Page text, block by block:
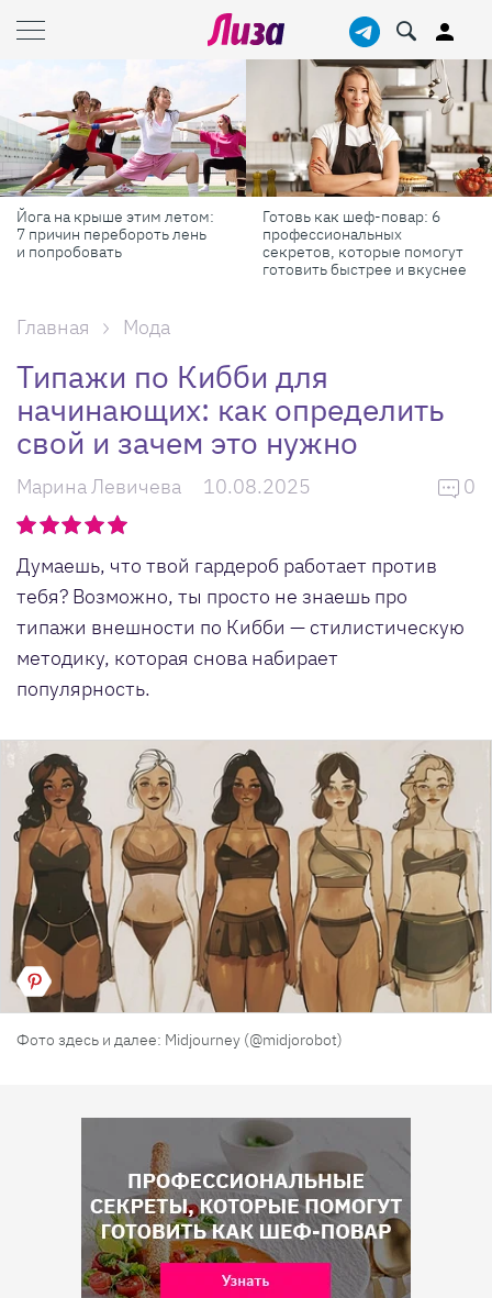
Готовь как шеф-повар: 6
профессиональных
секретов, которые помогут
Масштабные приключения:
самые красивые фестивали
России в августе
Главная Мода
Типажи по Кибби для
начинающих: как определить
свой и зачем это нужно
Марина Левичева 10.08.2025 0
Думаешь, что твой гардероб работает против
тебя? Возможно, ты просто не знаешь про
типажи внешности по Кибби — стилистическую
методику, которая снова набирает
популярность.
Фото здесь и далее: Midjourney (@midjorobot)